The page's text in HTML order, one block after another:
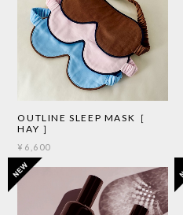
OUTLINE SLEEP MASK［
HAY ］
¥6,600